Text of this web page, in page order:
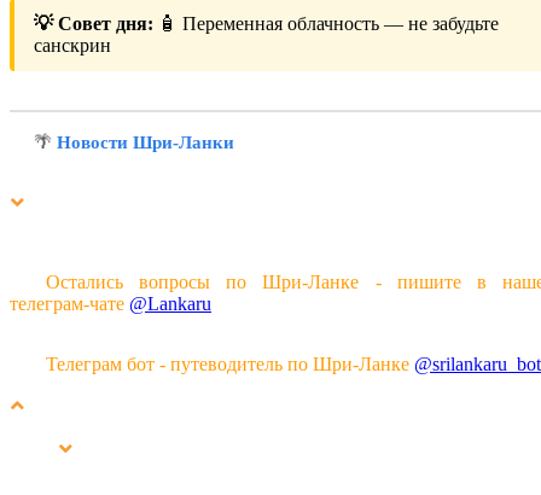
💡 Совет дня: 🧴 Переменная облачность — не забудьте
санскрин
🌴 Новости Шри-Ланки
Остались вопросы по Шри-Ланке - пишите в
телеграм-чате @Lankaru
Телеграм бот - путеводитель по Шри-Ланке @srilankaru_bot